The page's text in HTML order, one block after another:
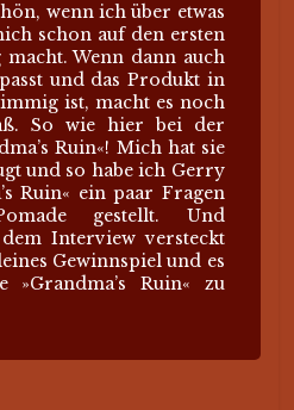
wenn ich über etwas
schon auf den ersten
Wenn dann auch
und das Produkt in
ist, macht es noch
So wie hier bei der
Ruin«! Mich hat sie
und so habe ich Gerry
Ruin« ein paar Fragen
gestellt. Und
Interview versteckt
Gewinnspiel und es
»Grandma’s Ruin« zu